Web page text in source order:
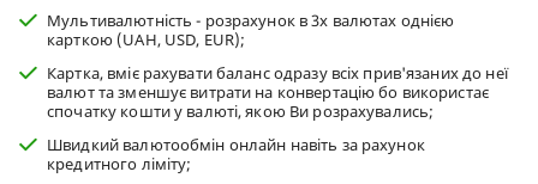
Мультивалютність - розрахунок в 3х валютах однією
карткою (UAH, USD, EUR);
Картка, вміє рахувати баланс одразу всіх прив'язаних до неї
валют та зменшує витрати на конвертацію бо використає
спочатку кошти у валюті, якою Ви розрахувались;
Швидкий валютообмін онлайн навіть за рахунок
кредитного ліміту;